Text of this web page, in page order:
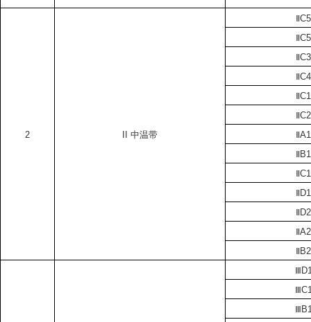
2 中温带
ⅡC5
ⅡC5
ⅡC3
ⅡC4
ⅡC1
ⅡC2
ⅡA1
ⅡB1
ⅡC1
ⅡD1
ⅡD2
ⅡA2
ⅡB2